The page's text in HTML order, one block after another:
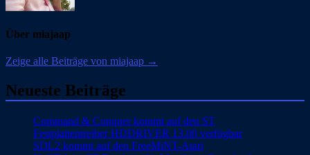
Über miajaap
Zeige alle Beiträge von miajaap →
Neueste Beiträge
Command & Conquer kommt auf den ST
Festplattentreiber HDDRIVER 13.00 verfügbar
SDL2 kommt auf den FreeMiNT-Atari